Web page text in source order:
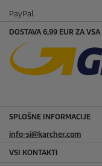
PayPal
DOSTAVA 6,99 EUR ZA
SPLOŠNE INFORMACIJE
info-si@karcher.com
VSI KONTAKTI